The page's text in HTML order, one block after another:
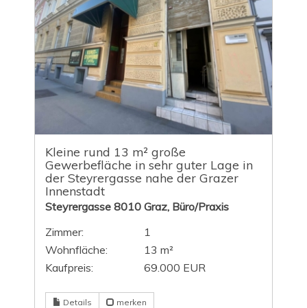
Kleine rund 13 m² große
Gewerbefläche in sehr guter Lage in
der Steyrergasse nahe der Grazer
Innenstadt
Steyrergasse 8010 Graz, Büro/Praxis
Zimmer:
1
Wohnfläche:
13 m²
Kaufpreis:
69.000 EUR
Details merken